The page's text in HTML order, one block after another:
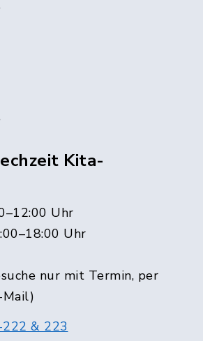
Kita-
Uhr
Uhr
nur mit Termin, per
Mail)
& 223